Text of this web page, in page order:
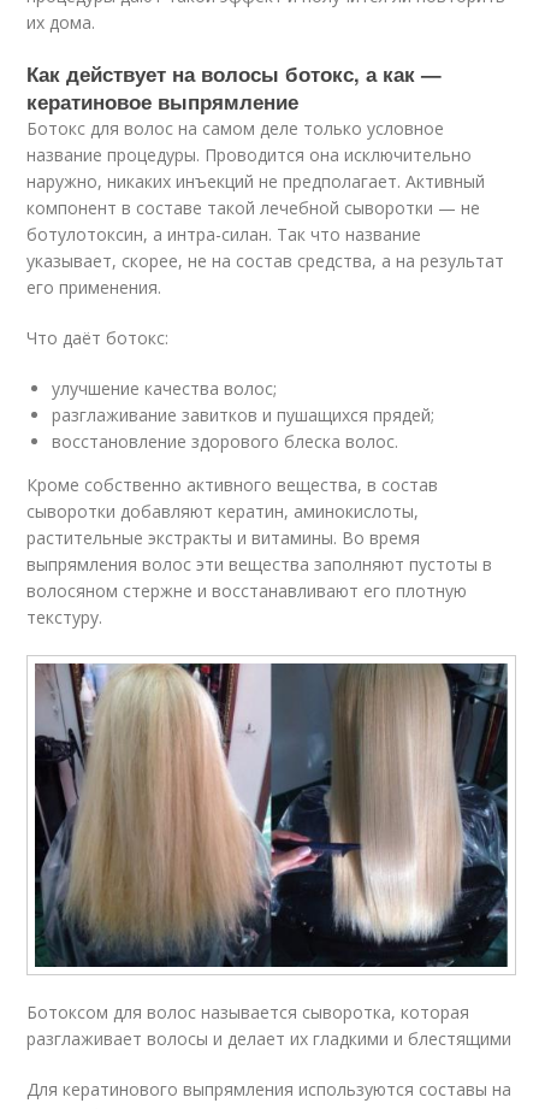
их дома.
Как действует на волосы ботокс, а как —
кератиновое выпрямление
Ботокс для волос на самом деле только условное
название процедуры. Проводится она исключительно
наружно, никаких инъекций не предполагает. Активный
компонент в составе такой лечебной сыворотки — не
ботулотоксин, а интра-силан. Так что название
указывает, скорее, не на состав средства, а на результат
его применения.
Что даёт ботокс:
улучшение качества волос;
разглаживание завитков и пушащихся прядей;
восстановление здорового блеска волос.
Кроме собственно активного вещества, в состав
сыворотки добавляют кератин, аминокислоты,
растительные экстракты и витамины. Во время
выпрямления волос эти вещества заполняют пустоты в
волосяном стержне и восстанавливают его плотную
текстуру.
Ботоксом для волос называется сыворотка, которая
разглаживает волосы и делает их гладкими и блестящими
Для кератинового выпрямления используются составы на